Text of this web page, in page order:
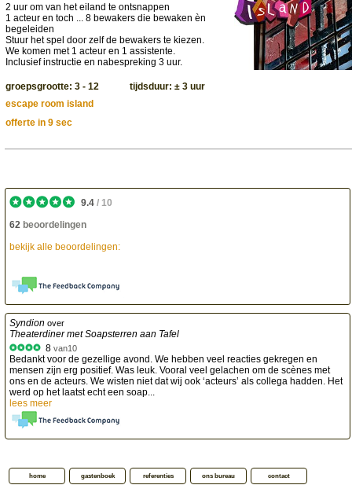
2 uur om van het eiland te ontsnappen
1 acteur en toch ... 8 bewakers die bewaken èn
begeleiden
Stuur het spel door zelf de bewakers te kiezen.
We komen met 1 acteur en 1 assistente.
Inclusief instructie en nabespreking 3 uur.
groepsgrootte: 3 - 12 tijdsduur: ± 3 uur
escape room island
offerte in 9 sec
9.4 / 10
62 beoordelingen
bekijk alle beoordelingen:
Syndion over
Theaterdiner met Soapsterren aan Tafel
8 van10
Bedankt voor de gezellige avond. We hebben veel reacties gekregen en
mensen zijn erg positief. Was leuk. Vooral veel gelachen om de scènes met
ons en de acteurs. We wisten niet dat wij ook ‘acteurs’ als collega hadden. Het
werd op het laatst echt een soap...
lees meer
home gastenboek referenties ons bureau contact